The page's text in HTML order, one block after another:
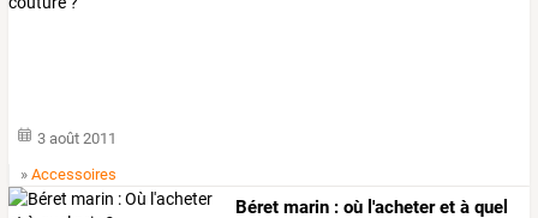
3 août 2011
»Accessoires
Béret marin : où l'acheter et à quel